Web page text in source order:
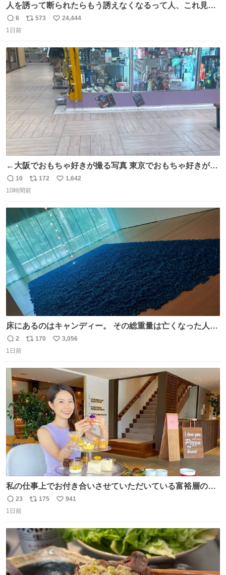
人を誘って断られたらもう誘えなくなるって人、これ見て
元気出してほしい
返
信
6
リ
ト
数
573
い
24,444
1日前
←大阪でおもちゃ好きが撮る写真 東京でおもちゃ好きが撮
る写真→
返
信
10
リ
ポ
ト
数
172
い
数
1,642
10時間前
床にあるのはキャンディー。 その総重量は亡くなった人と
同等の重さだそうです。 鑑賞者は一つ持ち帰れますが、亡
くなった人の一部を持ち帰っているような感覚になりまし
術館
返
信
2
リ
ト
数
170
い
3,056
1日前
私の仕事上でお付き合いさせていただいている富裕層の社
長さん達は、こんな事しない。 こんな自慢は一切しない
し、なんなら表に出てこない。 自分に自信がない半端モン
#merchu
返
信
23
リ
ト
数
175
い
941
1日前